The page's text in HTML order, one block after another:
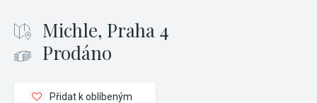
Michle, Praha 4
Prodáno
Přidat k oblíbeným